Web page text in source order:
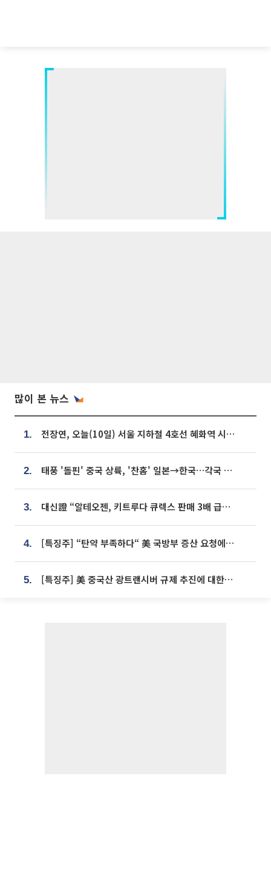
많이 본 뉴스
1. 전장연, 오늘(10일) 서울 지하철 4호선 혜화역 시위…1호선 용산역 무정차
2. 태풍 '돌핀' 중국 상륙, '찬홈' 일본→한국…각국 기상청 예상 경로는?
3. 대신證 “알테오젠, 키트루다 큐렉스 판매 3배 급증…목표가 41만원 상향”
4. [특징주] “탄약 부족하다“ 美 국방부 증산 요청에⋯국내 방산주 급등세
5. [특징주] 美 중국산 광트랜시버 규제 추진에 대한광통신 등 광통신株 강세